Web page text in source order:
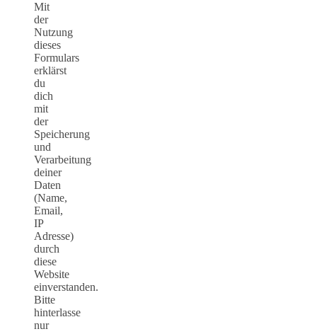
Mit
der
Nutzung
dieses
Formulars
erklärst
du
dich
mit
der
Speicherung
und
Verarbeitung
deiner
Daten
(Name,
Email,
IP
Adresse)
durch
diese
Website
einverstanden.
Bitte
hinterlasse
nur